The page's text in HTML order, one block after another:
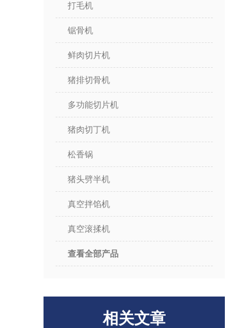
打毛机
锯骨机
鲜肉切片机
猪排切骨机
多功能切片机
猪肉切丁机
松香锅
猪头劈半机
真空拌馅机
真空滚揉机
查看全部产品
相关文章